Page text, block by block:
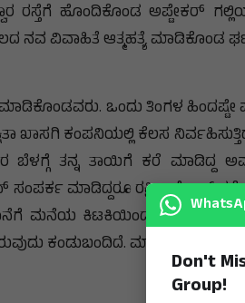
ರಸ್ತೆಗೆ ಹೊಂದಿಕೊಂಡ ಅಪ್ಟೇಕರ್
ನವ ವಿವಾಹಿತೆ ಆತ್ಮಹತ್ಯೆ ಮಾಡಿಕೊಂಡ
ಮಾಡಿಕೊಂಡವರು. ಒಂದು ತಿಂಗಳ
ಖಾಸಗಿ ಕಂಪನಿಯಲ್ಲಿ ಕೆಲಸ
ಬೆಳಗ್ಗೆ ತನ್ನ ತಾಯಿಗೆ ಕರೆ ಮಾಡಿದ್ದ
ಮಾಡಿದ್ದರೂ ರಕ್ಷಿತಾ ಫೋನ್ ಕರೆ
ಮನೆಯ ಕಿಟಕಿಯಿಂದ ಗಮನಿಸಿದಾಗ
ಕಂಡುಬಂದಿದೆ. ಮಾರ್ಕೆಟ್
Don't
Group!